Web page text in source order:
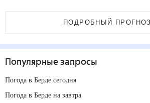
ПОДРОБНЫЙ ПРОГНОЗ
Популярные запросы
Погода в Берде сегодня
Погода в Берде на завтра